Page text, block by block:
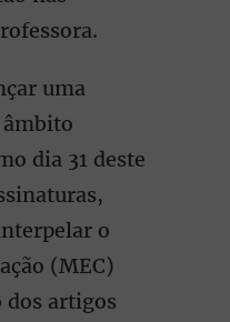
uma
âmbito
dia 31 deste
o
(MEC)
dos artigos